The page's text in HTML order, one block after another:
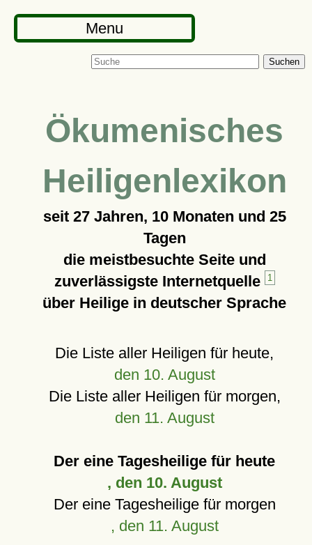
Menu
Suchen
Ökumenisches
Heiligenlexikon
seit 27 Jahren, 10 Monaten und 25
Tagen
die meistbesuchte Seite und
zuverlässigste Internetquelle
1
über Heilige in deutscher Sprache
Die Liste aller Heiligen für heute,
den 10. August
Die Liste aller Heiligen für morgen,
den 11. August
Der eine Tagesheilige für heute
, den 10. August
Der eine Tagesheilige für morgen
, den 11. August